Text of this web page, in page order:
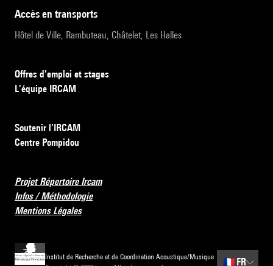
accès en transports
Hôtel de Ville, Rambuteau, Châtelet, Les Halles
Offres d’emploi et stages
L’équipe IRCAM
Soutenir l’IRCAM
Centre Pompidou
Projet Répertoire Ircam
Infos / Méthodologie
Mentions Légales
Institut de Recherche et de Coordination Acoustique/Musique
🇫🇷 FR